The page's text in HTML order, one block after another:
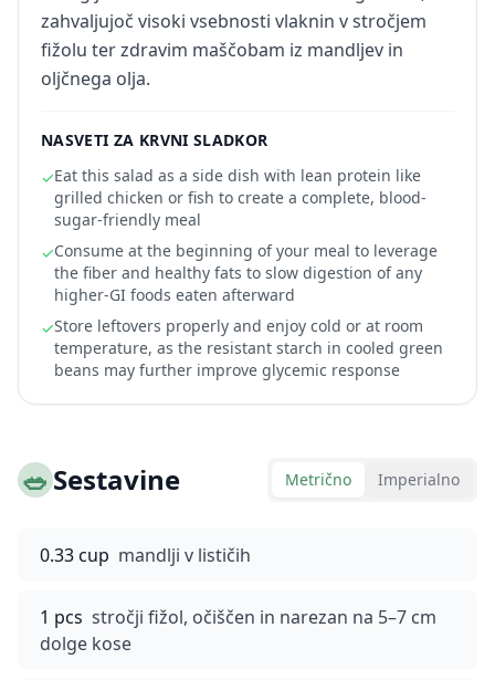
zahvaljujoč visoki vsebnosti vlaknin v stročjem
fižolu ter zdravim maščobam iz mandljev in
oljčnega olja.
NASVETI ZA KRVNI SLADKOR
✓Eat this salad as a side dish with lean protein like
grilled chicken or fish to create a complete, blood-
sugar-friendly meal
✓Consume at the beginning of your meal to leverage
the fiber and healthy fats to slow digestion of any
higher-GI foods eaten afterward
✓Store leftovers properly and enjoy cold or at room
temperature, as the resistant starch in cooled green
beans may further improve glycemic response
🥗Sestavine Metrično Imperialno
0.33 cup mandlji v lističih
1 pcs stročji fižol, očiščen in narezan na 5–7 cm
dolge kose